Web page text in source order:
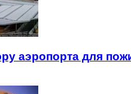
аэропорта для